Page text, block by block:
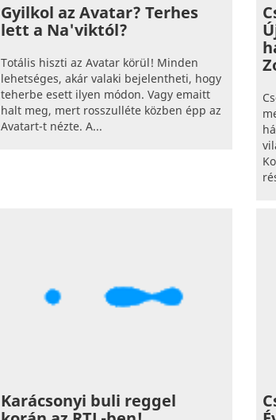
Gyilkol az Avatar? Terhes
lett a Na'viktól?
Totális hiszti az Avatar körül! Minden
lehetséges, akár valaki bejelentheti, hogy
teherbe esett ilyen módon. Vagy emaitt
halt meg, mert rosszulléte közben épp az
Avatart-t nézte. A...
Karácsonyi buli reggel